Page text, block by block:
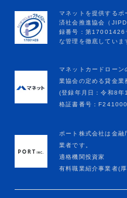
マネットカードローン
業協会の定める貸金業
(登録年月日：令和8
格証書番号：
ポート株式会社は金
業者です。
適格機関投資家
有料職業紹介事業者(